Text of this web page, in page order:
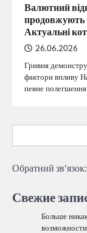
Валютний
продовжують
Актуальні
26.06.2026
Гривня
фактори впливу
певне
Обратний зв'язок:
Свежие
Больше